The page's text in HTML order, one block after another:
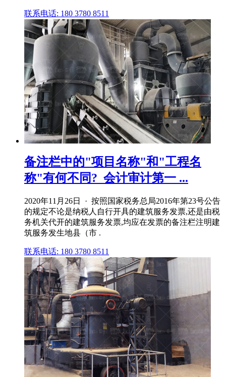
联系电话: 180 3780 8511
备注栏中的"项目名称"和"工程名
称"有何不同?_会计审计第一 ...
2020年11月26日 · 按照国家税务总局2016年第23号公告
的规定不论是纳税人自行开具的建筑服务发票,还是由税
务机关代开的建筑服务发票,均应在发票的备注栏注明建
筑服务发生地县（市 .
联系电话: 180 3780 8511